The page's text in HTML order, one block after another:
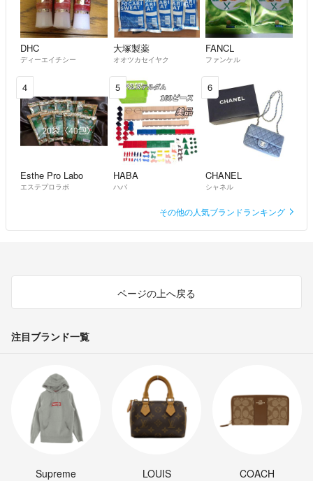
DHC
ディーエイチシー
大塚製薬
オオツカセイヤク
FANCL
ファンケル
4
Esthe Pro Labo
エステプロラボ
5
HABA
ハバ
6
CHANEL
シャネル
その他の人気ブランドランキング
ページの上へ戻る
注目ブランド一覧
Supreme
LOUIS
COACH